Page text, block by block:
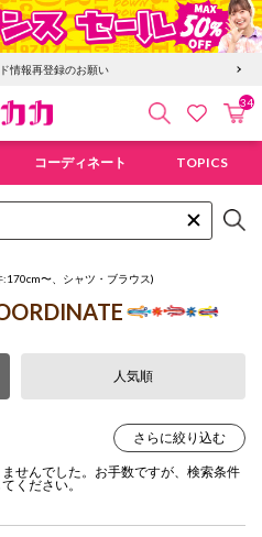
情報再登録のお願い
検索 お気にカ
34
コーディネート TOPICS
:170cm〜、シャツ・ブラウス)
人気順
さらに絞り込む
せんでした。お手数ですが、検索条件
ください。